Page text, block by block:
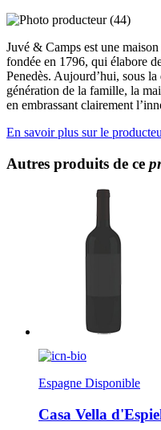
Juvé & Camps est une
fondée en 1796, qui élabore
Penedès. Aujourd’hui, sous
génération de la famille, la
en embrassant clairement
En savoir plus sur le
Autres produits de ce
Espagne Disponible
Casa Vella